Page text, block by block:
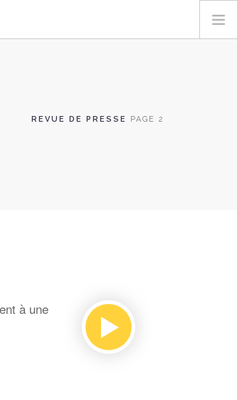
REVUE DE PRESSE PAGE 2
à une